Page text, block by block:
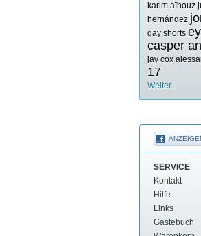
karim aïnouz
hernández
gay shorts
casper
jay cox
17
Weiter...
SERVICE
Kontakt
Hilfe
Links
Gästebuch